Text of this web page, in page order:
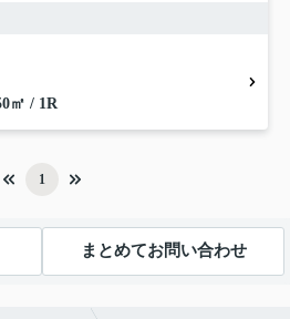
㎡ / 1R
1
まとめてお問い合わせ